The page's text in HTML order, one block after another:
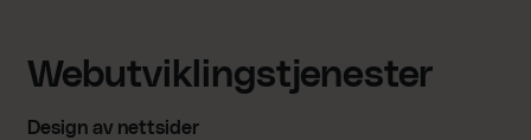
Webutviklingstjenester
Design av nettsider